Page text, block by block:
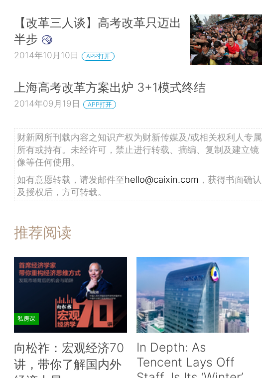
【改革三人谈】高考改革只迈出
半步
2014年10月10日 APP打开
上海高考改革方案出炉 3+1模式终结
2014年09月19日 APP打开
财新网所刊载内容之知识产权为财新传媒及/或相关权利人专属
所有或持有。未经许可，禁止进行转载、摘编、复制及建立镜
像等任何使用。
如有意愿转载，请发邮件至hello@caixin.com ，获得书面确认
及授权后，方可转载。
推荐阅读
私房课
向松祚：宏观经济70
讲，带你了解国内外
In Depth: As
Tencent Lays Off